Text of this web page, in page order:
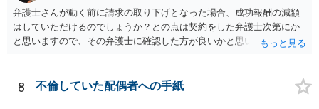
弁護士さんが動く前に請求の取り下げとなった場合、成功報酬の減額
はしていただけるのでしょうか？との点は契約をした弁護士次第にか
と思いますので、その弁護士に確認した方が良いかと思います。ご参
8 不倫していた配偶者への手紙